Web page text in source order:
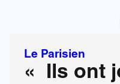
Le Parisien
« Ils ont